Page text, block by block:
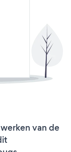
van de